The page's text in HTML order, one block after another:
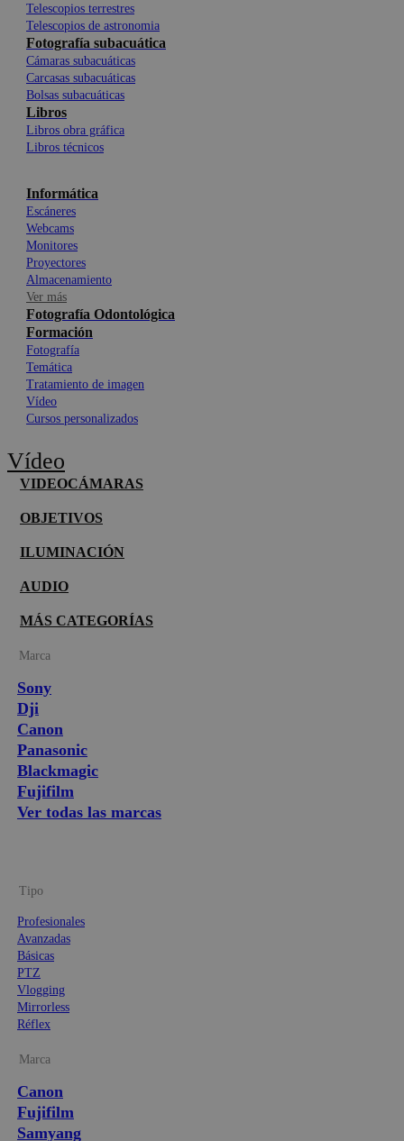
Telescopios terrestres
Telescopios de astronomia
Fotografía subacuática
Cámaras subacuáticas
Carcasas subacuáticas
Bolsas subacuáticas
Libros
Libros obra gráfica
Libros técnicos
Informática
Escáneres
Webcams
Monitores
Proyectores
Almacenamiento
Ver más
Fotografía Odontológica
Formación
Fotografía
Temática
Tratamiento de imagen
Vídeo
Cursos personalizados
Vídeo
VIDEOCÁMARAS
OBJETIVOS
ILUMINACIÓN
AUDIO
MÁS CATEGORÍAS
Marca
Sony
Dji
Canon
Panasonic
Blackmagic
Fujifilm
Ver todas las marcas
Tipo
Profesionales
Avanzadas
Básicas
PTZ
Vlogging
Mirrorless
Réflex
Marca
Canon
Fujifilm
Samyang